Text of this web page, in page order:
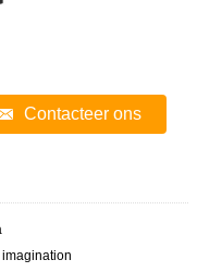
Contacteer ons